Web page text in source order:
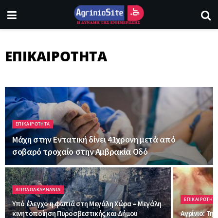
ΕΠΙΚΑΙΡΟΤΗΤΑ
ΕΠΙΚΑΙΡΟΤΗΤΑ
Μάχη στην Εντατική δίνει 41χρονη μετά από
σοβαρό τροχαίο στην Αμβρακία Οδό
ΑΙΤΩΛΟΑΚΑΡΝΑΝΙΑ
Υπό έλεγχο η φωτιά στη Μεγάλη Χώρα – Μεγάλη
κινητοποίηση Πυροσβεστικής και Δήμου
ΕΠΙΚΑΙΡΟΤΗΤΑ
Αγρίνιο: